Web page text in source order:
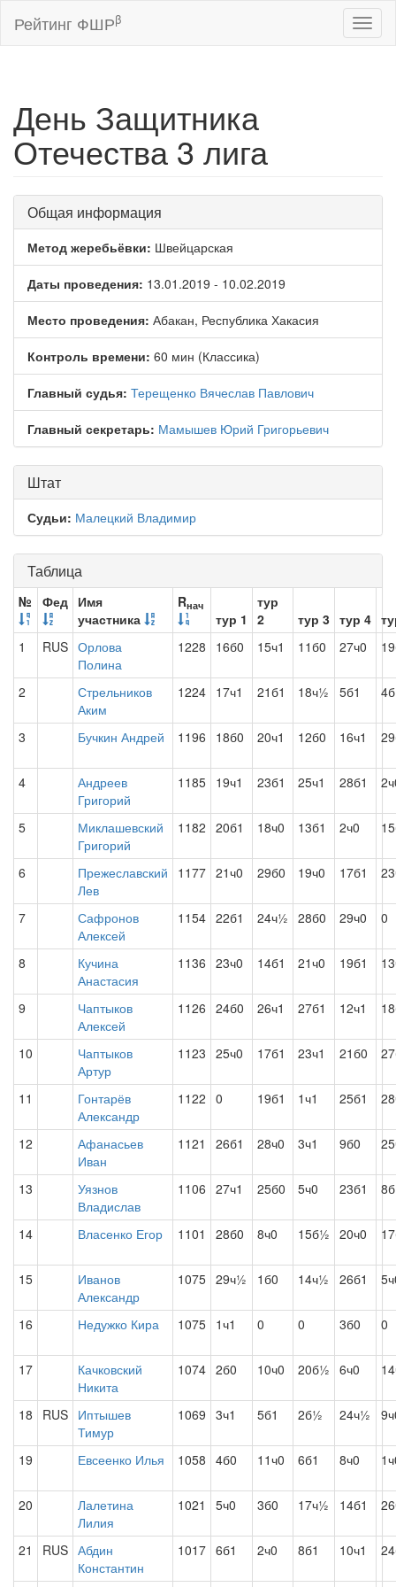
Рейтинг ФШРβ
День Защитника
Отечества 3 лига
Общая информация
Метод жеребьёвки: Швейцарская
Даты проведения: 13.01.2019 - 10.02.2019
Место проведения: Абакан, Республика Хакасия
Контроль времени: 60 мин (Классика)
Главный судья: Терещенко Вячеслав Павлович
Главный секретарь: Мамышев Юрий Григорьевич
Штат
Судьи: Малецкий Владимир
Таблица
№ Фед Имя
участника
Rнач
тур 1
тур
2
тур 3 тур 4
1
RUS Орлова
Полина
1228 16б0 15ч1 11б0 27ч0
2
Стрельников
Аким
1224 17ч1 21б1 18ч½ 5б1
3 Бучкин Андрей 1196 18б0 20ч1 12б0 16ч1
4
Андреев
Григорий
1185 19ч1 23б1 25ч1 28б1
5
Миклашевский
Григорий
1182 20б1 18ч0 13б1 2ч0
6
Прежеславский
Лев
1177 21ч0 29б0 19ч0 17б1
7
Сафронов
Алексей
1154 22б1 24ч½ 28б0 29ч0 0
8
Кучина
Анастасия
1136 23ч0 14б1 21ч0 19б1
9
Чаптыков
Алексей
1126 24б0 26ч1 27б1 12ч1
10
Чаптыков
Артур
1123 25ч0 17б1 23ч1 21б0
11
Гонтарёв
Александр
1122 0 19б1 1ч1 25б1
12
Афанасьев
Иван
1121 26б1 28ч0 3ч1 9б0
13
Уязнов
Владислав
1106 27ч1 25б0 5ч0 23б1
14 Власенко Егор 1101 28б0 8ч0 15б½ 20ч0
15
Иванов
Александр
1075 29ч½ 1б0 14ч½ 26б1
16 Недужко Кира 1075 1ч1 0 0 3б0 0
17
Качковский
Никита
1074 2б0 10ч0 20б½ 6ч0
18 RUS Иптышев
Тимур
1069 3ч1 5б1 2б½ 24ч½
19 Евсеенко Илья 1058 4б0 11ч0 6б1 8ч0
20
Лалетина
Лилия
1021 5ч0 3б0 17ч½ 14б1
21 RUS Абдин
Константин
1017 6б1 2ч0 8б1 10ч1